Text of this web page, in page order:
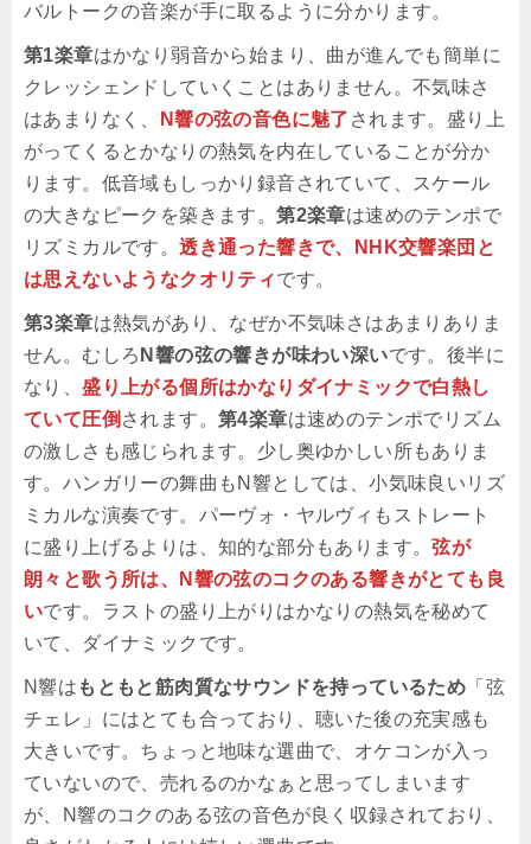
バルトークの音楽が手に取るように分かります。
第1楽章はかなり弱音から始まり、曲が進んでも簡単に
クレッシェンドしていくことはありません。不気味さ
はあまりなく、
N響の弦の音色に魅了 されます。盛り上
がってくるとかなりの熱気を内在していることが分か
ります。低音域もしっかり録音されていて、スケール
の大きなピークを築きます。第2楽章は速めのテンポで
リズミカルです。透き通った響きで、NHK交響楽団と
は思えないようなクオリティです。
第3楽章は熱気があり、なぜか不気味さはあまりありま
せん。むしろ N響の弦の響きが味わい深いです。後半に
なり、盛り上がる個所はかなりダイナミックで白熱し
ていて圧倒 されます。 第4楽章は速めのテンポでリズム
の激しさも感じられます。少し奥ゆかしい所もありま
す。ハンガリーの舞曲もN響としては、小気味良いリズ
ミカルな演奏です。パーヴォ・ヤルヴィもストレート
に盛り上げるよりは、知的な部分もあります。弦が
朗々と歌う所は、N響の弦のコクのある響きがとても良
いです。ラストの盛り上がりはかなりの熱気を秘めて
いて、ダイナミックです。
N響は もともと筋肉質なサウンドを持っているため 「弦
チェレ」にはとても合っており、聴いた後の充実感も
大きいです。ちょっと地味な選曲で、オケコンが入っ
ていないので、売れるのかなぁと思ってしまいます
が、N響のコクのある弦の音色が良く収録されており、